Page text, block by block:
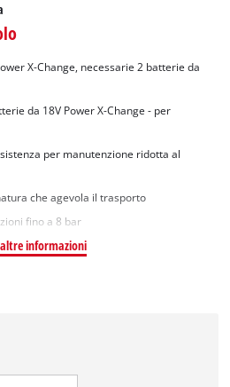
X-Change, necessarie 2 batterie da
da 18V Power X-Change - per
per manutenzione ridotta al
che agevola il trasporto
fino a 8 bar
informazioni